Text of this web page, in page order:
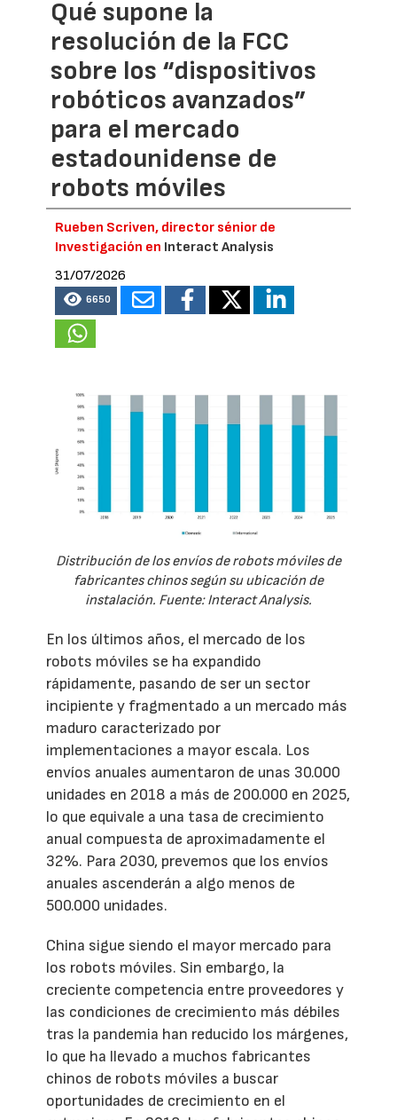
Qué supone la
resolución de la FCC
sobre los “dispositivos
robóticos avanzados”
para el mercado
estadounidense de
robots móviles
Rueben Scriven, director sénior de
Investigación en Interact Analysis
31/07/2026
6650
Distribución de los envíos de robots móviles de
fabricantes chinos según su ubicación de
instalación. Fuente: Interact Analysis.
En los últimos años, el mercado de los
robots móviles se ha expandido
rápidamente, pasando de ser un sector
incipiente y fragmentado a un mercado más
maduro caracterizado por
implementaciones a mayor escala. Los
envíos anuales aumentaron de unas 30.000
unidades en 2018 a más de 200.000 en 2025,
lo que equivale a una tasa de crecimiento
anual compuesta de aproximadamente el
32%. Para 2030, prevemos que los envíos
anuales ascenderán a algo menos de
500.000 unidades.
China sigue siendo el mayor mercado para
los robots móviles. Sin embargo, la
creciente competencia entre proveedores y
las condiciones de crecimiento más débiles
tras la pandemia han reducido los márgenes,
lo que ha llevado a muchos fabricantes
chinos de robots móviles a buscar
oportunidades de crecimiento en el